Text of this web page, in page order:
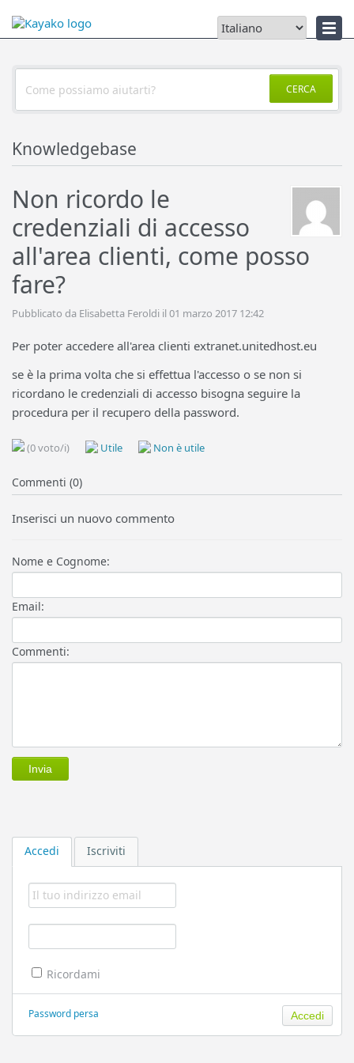
Notizie
Accedi Iscriviti
Ricordami
Password persa
CERCA
Knowledgebase
Non ricordo le
credenziali di accesso
all'area clienti, come posso
fare?
Pubblicato da Elisabetta Feroldi il 01 marzo 2017 12:42
Per poter accedere all'area clienti extranet.unitedhost.eu
se è la prima volta che si effettua l'accesso o se non si
ricordano le credenziali di accesso bisogna seguire la
procedura per il recupero della password.
(0 voto/i) Utile Non è utile
Commenti (0)
Inserisci un nuovo commento
Nome e Cognome:
Email:
Commenti: